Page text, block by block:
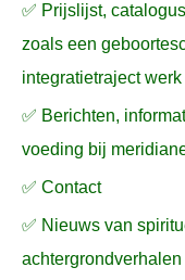
r
:
✅ Prijslijst,
zoals een
integratietraject
✅ Berichten,
voeding bij
✅ Contact
✅ Nieuws van